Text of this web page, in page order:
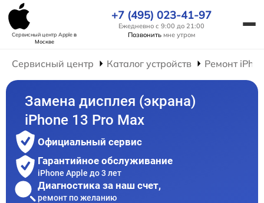
Сервисный центр Appleв
Москве
+7 (495) 023-41-97
Ежедневно с 9:00 до 21:00
Позвонить мне утром
Сервисный центр Каталог устройств Ремонт
Замена дисплея (экрана)
iPhone 13 Pro Max
Официальный сервис
Гарантийное обслуживание
iPhone Apple до 3 лет
Диагностика за наш счет,
ремонт по желанию